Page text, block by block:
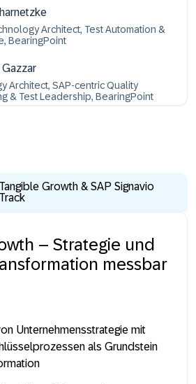
Architect, Test Automation &
BearingPoint
Architect, SAP-centric Quality
& Test Leadership, BearingPoint
Tangible Growth & SAP Signavio
Track
– Strategie und
messbar
Unternehmensstrategie mit
als Grundstein